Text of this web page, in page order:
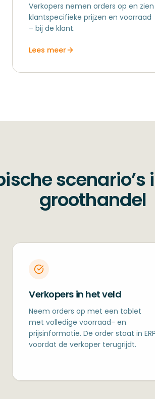
Verkopers nemen orders op en zien
klantspecifieke prijzen en voorraad
– bij de klant.
Lees meer
scenario’s
groothandel
Verkopers in het veld
Neem orders op met een tablet
met volledige voorraad- en
prijsinformatie. De order staat in ERP
voordat de verkoper terugrijdt.